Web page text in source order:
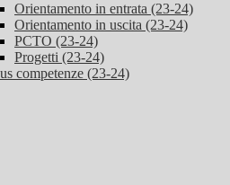
Orientamento in entrata (23-24)
Orientamento in uscita (23-24)
PCTO (23-24)
Progetti (23-24)
competenze (23-24)